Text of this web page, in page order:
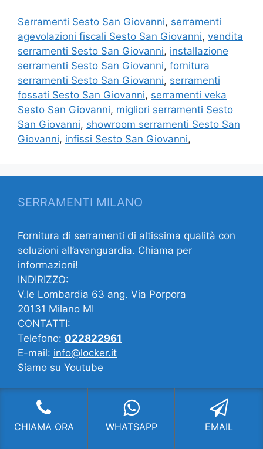
Serramenti Sesto San Giovanni, serramenti
agevolazioni fiscali Sesto San Giovanni, vendita
serramenti Sesto San Giovanni, installazione
serramenti Sesto San Giovanni, fornitura
serramenti Sesto San Giovanni, serramenti
fossati Sesto San Giovanni, serramenti veka
Sesto San Giovanni, migliori serramenti Sesto
San Giovanni, showroom serramenti Sesto San
Giovanni, infissi Sesto San Giovanni,
SERRAMENTI MILANO
Fornitura di serramenti di altissima qualità con
soluzioni all’avanguardia. Chiama per
informazioni!
INDIRIZZO:
V.le Lombardia 63 ang. Via Porpora
20131 Milano MI
CONTATTI:
Telefono: 022822961
E-mail: info@locker.it
Siamo su Youtube
Forse potrebbe interessarti…
CHIAMA ORA WHATSAPP EMAIL